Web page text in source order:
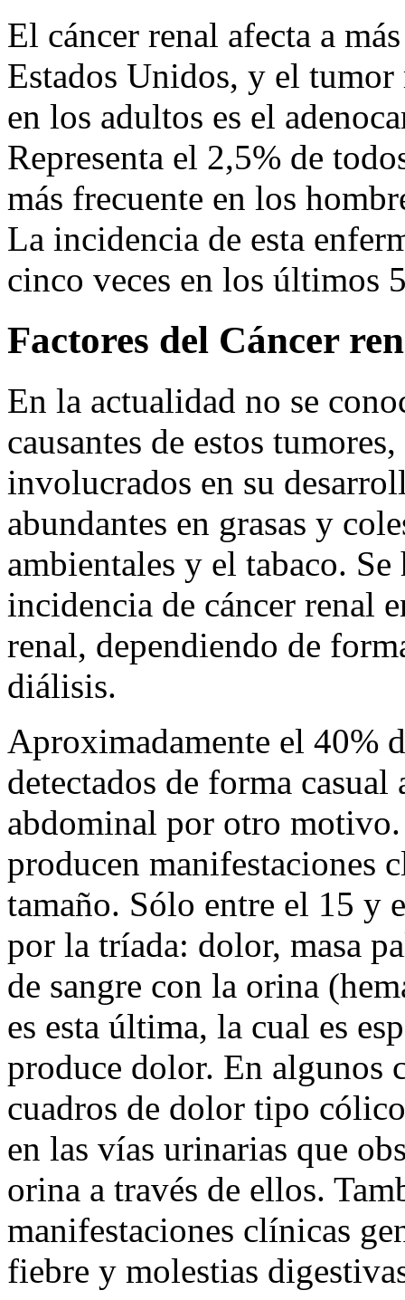
El cáncer renal afecta a
Estados Unidos, y el
en los adultos es el
Representa el 2,5% de
más frecuente en los
La incidencia de esta
cinco veces en los últimos
Factores del Cáncer
En la actualidad no se
causantes de estos
involucrados en su
abundantes en grasas y
ambientales y el tabaco.
incidencia de cáncer renal
renal, dependiendo de
diálisis.
Aproximadamente el 40%
detectados de forma
abdominal por otro
producen manifestaciones
tamaño. Sólo entre el 15 y
por la tríada: dolor, masa
de sangre con la orina
es esta última, la cual es
produce dolor. En algunos
cuadros de dolor tipo
en las vías urinarias que
orina a través de ellos.
manifestaciones clínicas
fiebre y molestias